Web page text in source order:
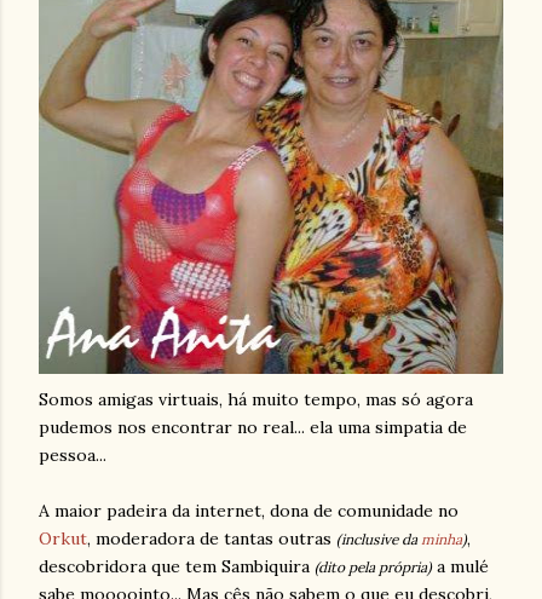
Somos amigas virtuais, há muito tempo, mas só agora
pudemos nos encontrar no real... ela uma simpatia de
pessoa...
A maior padeira da internet, dona de comunidade no
Orkut, moderadora de tantas outras (inclusive daminha),
descobridora que tem Sambiquira (dito pela própria)a mulé
sabe moooointo... Mas cês não sabem o que eu descobri,